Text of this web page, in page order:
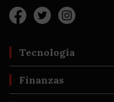
Tecnología
Finanzas